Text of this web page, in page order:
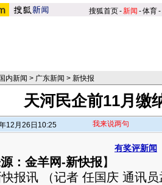
搜狐首页-新闻 -体育-
国内新闻 > 广东新闻 > 新快报
天河民企前11月缴
12月26日10:25 我来说两句
有奖评新闻
：金羊网-新快报】
讯 （记者 任国庆 通讯员